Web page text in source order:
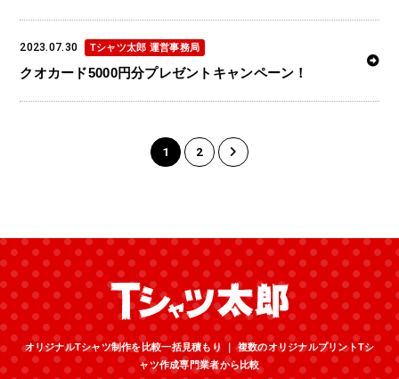
2023.07.30 Tシャツ太郎 運営事務局
クオカード5000円分プレゼントキャンペーン！
1 2
オリジナルTシャツ制作を比較一括見積もり ｜ 複数のオリジナルプリントTシ
ャツ作成専門業者から比較